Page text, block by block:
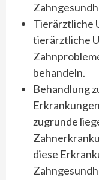
Tierärztliche
tierärztliche
behandeln.
Behandlung
zugrunde
diese